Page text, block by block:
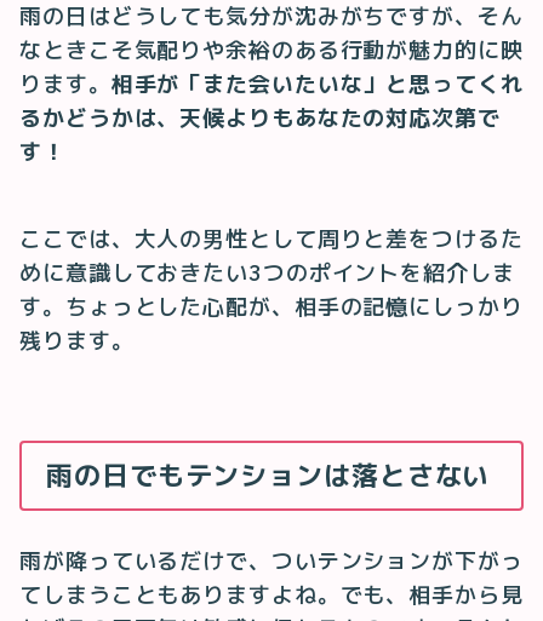
雨の日はどうしても気分が沈みがちですが、そん
なときこそ気配りや余裕のある行動が魅力的に映
ります。 相手が「また会いたいな」と思ってくれ
るかどうかは、天候よりもあなたの対応次第で
す！
ここでは、大人の男性として周りと差をつけるた
めに意識しておきたい3つのポイントを紹介しま
す。ちょっとした心配が、相手の記憶にしっかり
残ります。
雨の日でもテンションは落とさない
雨が降っているだけで、ついテンションが下がっ
てしまうこともありますよね。でも、相手から見